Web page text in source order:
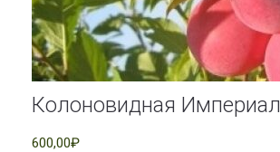
Колоновидная Империал
600,00₽